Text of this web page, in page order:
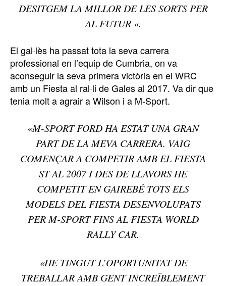
DESITGEM LA MILLOR DE LES SORTS PER
AL FUTUR «.
El gal·lès ha passat tota la seva carrera
professional en l’equip de Cumbria, on va
aconseguir la seva primera victòria en el WRC
amb un Fiesta al ral·li de Gales al 2017. Va dir que
tenia molt a agrair a Wilson i a M-Sport.
«M-SPORT FORD HA ESTAT UNA GRAN
PART DE LA MEVA CARRERA. VAIG
COMENÇAR A COMPETIR AMB EL FIESTA
ST AL 2007 I DES DE LLAVORS HE
COMPETIT EN GAIREBÉ TOTS ELS
MODELS DEL FIESTA DESENVOLUPATS
PER M-SPORT FINS AL FIESTA WORLD
RALLY CAR.
«HE TINGUT L’OPORTUNITAT DE
TREBALLAR AMB GENT INCREÏBLEMENT